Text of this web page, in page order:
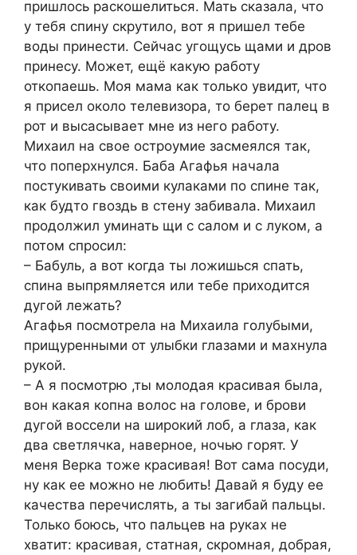
пришлось раскошелиться. Мать сказала, что
у тебя спину скрутило, вот я пришел тебе
воды принести. Сейчас угощусь щами и дров
принесу. Может, ещё какую работу
откопаешь. Моя мама как только увидит, что
я присел около телевизора, то берет палец в
рот и высасывает мне из него работу.
Михаил на свое остроумие засмеялся так,
что поперхнулся. Баба Агафья начала
постукивать своими кулаками по спине так,
как будто гвоздь в стену забивала. Михаил
продолжил уминать щи с салом и с луком, а
потом спросил:
– Бабуль, а вот когда ты ложишься спать,
спина выпрямляется или тебе приходится
дугой лежать?
Агафья посмотрела на Михаила голубыми,
прищуренными от улыбки глазами и махнула
рукой.
– А я посмотрю ,ты молодая красивая была,
вон какая копна волос на голове, и брови
дугой воссели на широкий лоб, а глаза, как
два светлячка, наверное, ночью горят. У
меня Верка тоже красивая! Вот сама посуди,
ну как ее можно не любить! Давай я буду ее
качества перечислять, а ты загибай пальцы.
Только боюсь, что пальцев на руках не
хватит: красивая, статная, скромная, добрая,